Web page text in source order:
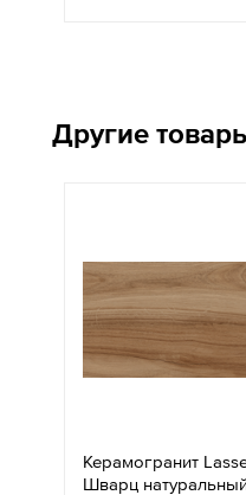
Другие
Керамогранит
Шварц